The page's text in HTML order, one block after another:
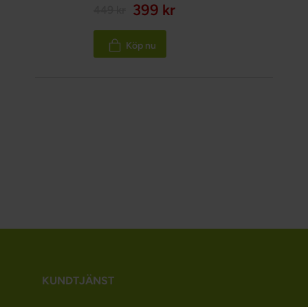
399 kr
Köp nu
KUNDTJÄNST